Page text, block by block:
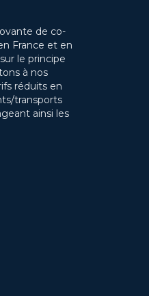
de co-
France et en
le principe
à nos
réduits en
transports
ainsi les